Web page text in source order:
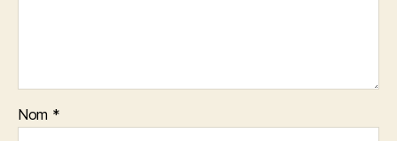
Nom *